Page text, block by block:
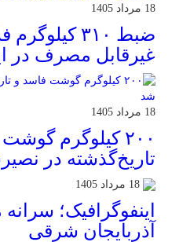
18 مرداد 1405
ضبط ۳۱۰
غیرقابل مصرف در
18 مرداد 1405
۲۰۰ کیلوگرم
تاریخ‌گذشته در
18 مرداد 1405
اینفوگرافیک؛
آذربایجان شرقی